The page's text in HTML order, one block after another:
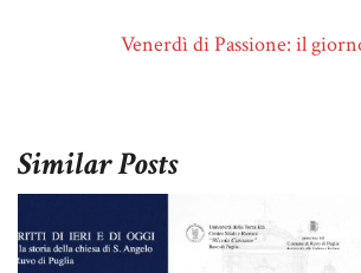
Venerdì di Passione: il
Similar Posts